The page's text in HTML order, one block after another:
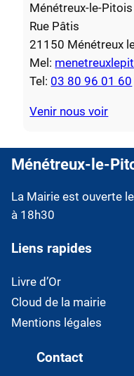
Ménétreux-le-Pitois
Rue Pâtis
21150 Ménétreux
Mel:
Tel: 03 80 96 01 60
Venir nous voir
Ménétreux-le-
La Mairie est ouverte
à 18h30
Liens rapides
Livre d’Or
Cloud de la mairie
Mentions légales
Contact